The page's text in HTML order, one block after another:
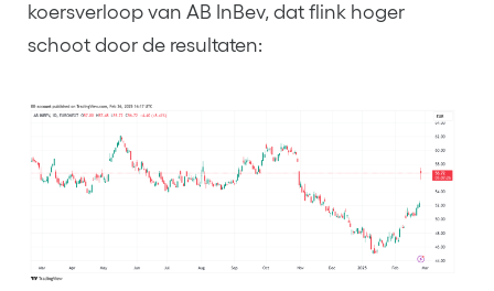
koersverloop van AB InBev, dat flink hoger
schoot door de resultaten: